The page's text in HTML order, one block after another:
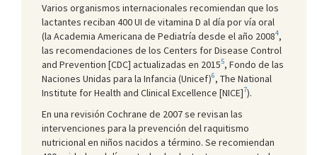
Varios organismos internacionales recomiendan que los
lactantes reciban 400 UI de vitamina D al día por vía oral
(la Academia Americana de Pediatría desde el año 20084,
las recomendaciones de los Centers for Disease Control
and Prevention [CDC] actualizadas en 20155, Fondo de las
Naciones Unidas para la Infancia (Unicef)6, The National
Institute for Health and Clinical Excellence [NICE]7).
En una revisión Cochrane de 2007 se revisan las
intervenciones para la prevención del raquitismo
nutricional en niños nacidos a término. Se recomiendan